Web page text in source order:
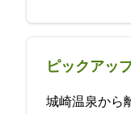
ピックアッ
城崎温泉から